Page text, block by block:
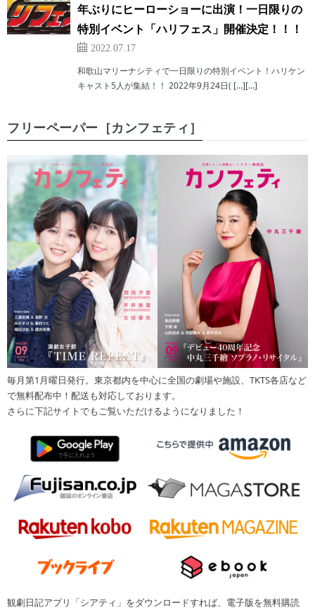
年ぶりにヒーローショーに出演！一日限りの
特別イベント「ハリフェス」開催決定！！！
2022.07.17
和歌山マリーナシティで一日限りの特別イベント！ハリケン
キャスト5人が集結！！ 2022年9月24日( […][…]
フリーペーパー［カンフェティ］
毎月第1月曜日発行。東京都内を中心に全国の劇場や施設、TKTS各店など
で無料配布中！配送も対応しております。
さらに下記サイトでもご覧いただけるようになりました！
観劇日記アプリ「シアティ」をダウンロードすれば、電子版を無料購読